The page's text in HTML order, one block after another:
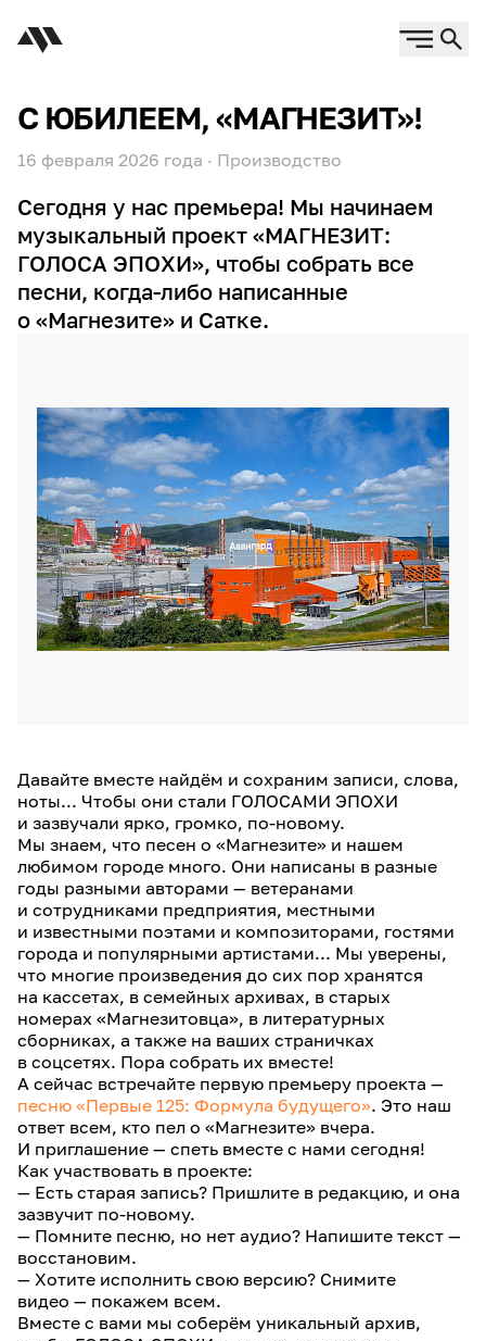
С ЮБИЛЕЕМ, «МАГНЕЗИТ»!
16 февраля 2026 года · Производство
Сегодня у нас премьера! Мы начинаем
музыкальный проект «МАГНЕЗИТ:
ГОЛОСА ЭПОХИ», чтобы собрать все
песни, когда-либо написанные
о «Магнезите» и Сатке.
Давайте вместе найдём и сохраним записи, слова,
ноты... Чтобы они стали ГОЛОСАМИ ЭПОХИ
и зазвучали ярко, громко, по-новому.
Мы знаем, что песен о «Магнезите» и нашем
любимом городе много. Они написаны в разные
годы разными авторами — ветеранами
и сотрудниками предприятия, местными
и известными поэтами и композиторами, гостями
города и популярными артистами... Мы уверены,
что многие произведения до сих пор хранятся
на кассетах, в семейных архивах, в старых
номерах «Магнезитовца», в литературных
сборниках, а также на ваших страничках
в соцсетях. Пора собрать их вместе!
А сейчас встречайте первую премьеру проекта —
песню «Первые 125: Формула будущего». Это наш
ответ всем, кто пел о «Магнезите» вчера.
И приглашение — спеть вместе с нами сегодня!
Как участвовать в проекте:
— Есть старая запись? Пришлите в редакцию, и она
зазвучит по-новому.
— Помните песню, но нет аудио? Напишите текст —
восстановим.
— Хотите исполнить свою версию? Снимите
видео — покажем всем.
Вместе с вами мы соберём уникальный архив,